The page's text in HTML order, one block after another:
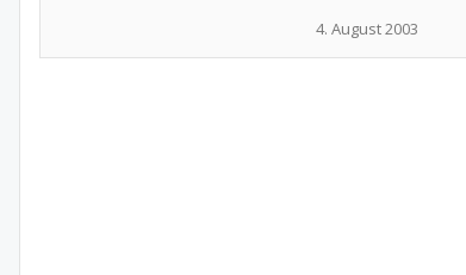
4. August 2003